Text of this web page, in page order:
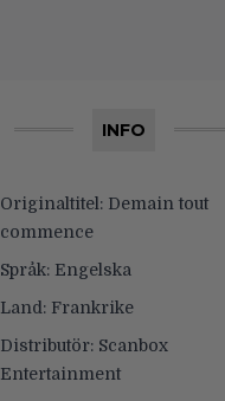
INFO
Originaltitel: Demain tout
commence
Språk: Engelska
Land: Frankrike
Distributör: Scanbox
Entertainment